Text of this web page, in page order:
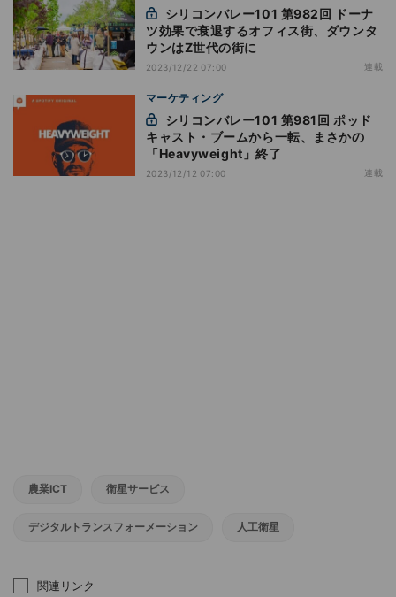
ツ効果で衰退するオフィス街、ダウンタ
ウンはZ世代の街に
2023/12/22 07:00 連載
マーケティング
キャスト・ブームから一転、まさかの
「Heavyweight」終了
2023/12/12 07:00 連載
農業ICT 衛星サービス
デジタルトランスフォーメーション 人工衛星
関連リンク